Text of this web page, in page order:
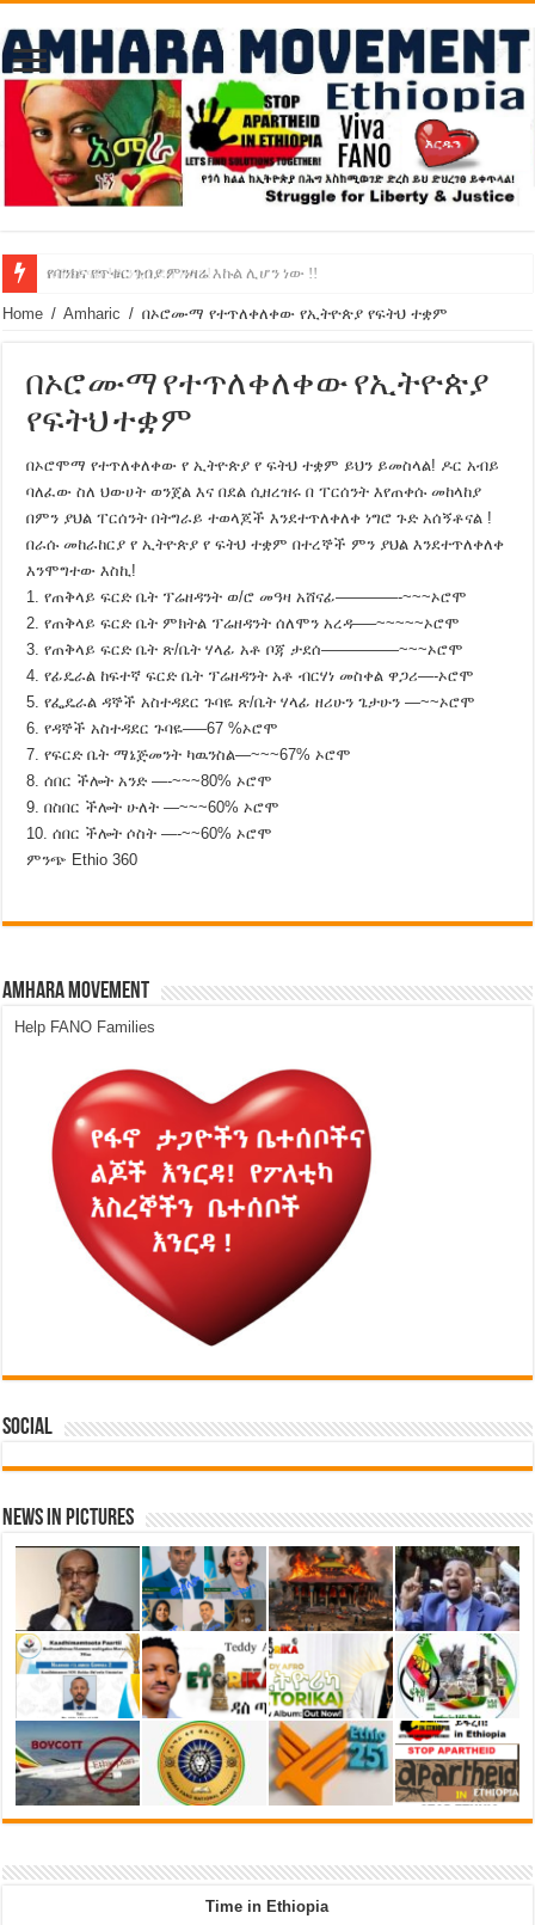
የባንክና የጥቁር ገብያ ምንዛሬ እኩል ሊሆን ነው !!
አሸንፈናል ! እንኳን ደስ አለን!
Home / Amharic / በኦሮሙማ የተጥለቀለቀው የኢትዮጵያ የፍትህ ተቋም
በኦሮሙማ የተጥለቀለቀው የኢትዮጵያ
የፍትህ ተቋም
በኦሮሞማ የተጥለቀለቀው የ ኢትዮጵያ የ ፍትህ ተቋም ይህን ይመስላል! ዶር አብይ
ባለፈው ስለ ህውሀት ወንጀል እና በደል ሲዘረዝሩ በ ፐርሰንት እየጠቀሱ መከላከያ
በምን ያህል ፐርሰንት በትግራይ ተወላጆች እንደተጥለቀለቀ ነግሮ ጉድ አሰኝቶናል !
በራሱ መከራከርያ የ ኢትዮጵያ የ ፍትህ ተቋም በተረኞች ምን ያህል እንደተጥለቀለቀ
እንሞግተው እስኪ!
1. የጠቅላይ ፍርድ ቤት ፕሬዘዳንት ወ/ሮ መዓዛ አሸናፊ————-~~~ኦሮሞ
2. የጠቅላይ ፍርድ ቤት ምክትል ፕሬዘዳንት ሰለሞን አረዳ—–~~~~~ኦሮሞ
3. የጠቅላይ ፍርድ ቤት ጽ/ቤት ሃላፊ አቶ ቦጃ ታደሰ—————~~~ኦሮሞ
4. የፊዴራል ከፍተኛ ፍርድ ቤት ፕሬዘዳንት አቶ ብርሃነ መስቀል ዋጋሪ—-ኦሮሞ
5. የፌዴራል ዳኞች አስተዳደር ጉባዬ ጽ/ቤት ሃላፊ ዘሪሁን ጌታሁን —~~ኦሮሞ
6. የዳኞች አስተዳደር ጉባዬ—–67 %ኦሮሞ
7. የፍርድ ቤት ማኔጅመንት ካዉንስል—~~~67% ኦሮሞ
8. ሰበር ችሎት አንድ —-~~~80% ኦሮሞ
9. በስበር ችሎት ሁለት —~~~60% ኦሮሞ
10. ሰበር ችሎት ሶስት —-~~60% ኦሮሞ
ምንጭ Ethio 360
Amhara Movement
Help FANO Families
Social
News in Pictures
Time in Ethiopia